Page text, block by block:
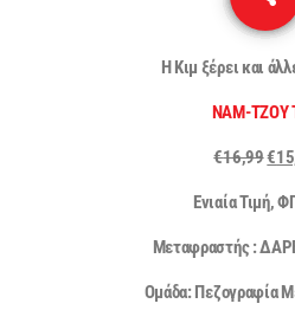
Η Κιμ ξέρει και
ΝΑΜ-ΤΖΟΥ
€16,99€
Ενιαία Τιμή,
Mεταφραστής :
Ομάδα: Πεζογραφία